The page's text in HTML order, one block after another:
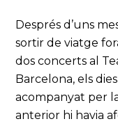
Després d’uns
sortir de viatge
dos concerts al
Barcelona, els
acompanyat per
anterior hi havia